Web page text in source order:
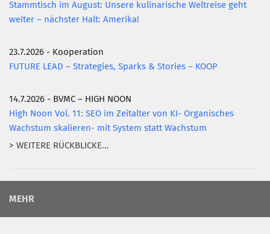
Stammtisch im August: Unsere kulinarische Weltreise geht
weiter – nächster Halt: Amerika!
23.7.2026 - Kooperation
FUTURE LEAD – Strategies, Sparks & Stories – KOOP
14.7.2026 - BVMC – HIGH NOON
High Noon Vol. 11: SEO im Zeitalter von KI- Organisches
Wachstum skalieren- mit System statt Wachstum
> WEITERE RÜCKBLICKE...
MEHR